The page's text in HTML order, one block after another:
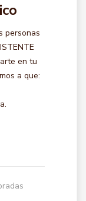
personas
en tu
a que: